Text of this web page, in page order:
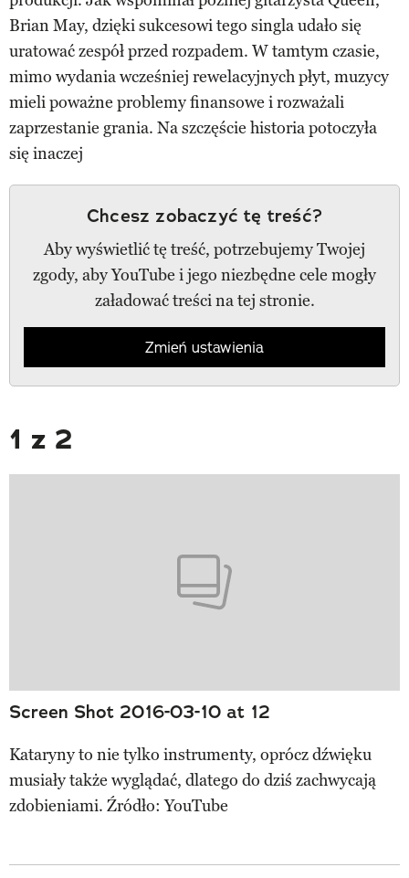
Brian May, dzięki sukcesowi tego singla udało się
uratować zespół przed rozpadem. W tamtym czasie,
mimo wydania wcześniej rewelacyjnych płyt, muzycy
mieli poważne problemy finansowe i rozważali
zaprzestanie grania. Na szczęście historia potoczyła
się inaczej
Chcesz zobaczyć tę treść?
Aby wyświetlić tę treść, potrzebujemy Twojej
zgody, aby YouTube i jego niezbędne cele mogły
załadować treści na tej stronie.
Zmień ustawienia
1 z 2
Screen Shot 2016-03-10 at 12
Kataryny to nie tylko instrumenty, oprócz dźwięku
musiały także wyglądać, dlatego do dziś zachwycają
zdobieniami. Źródło: YouTube